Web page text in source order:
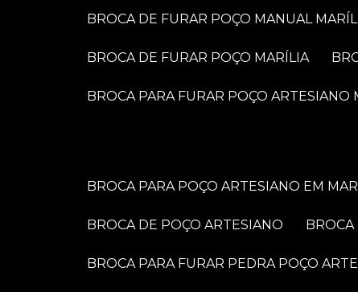
BROCA DE FURAR POÇO MANUAL
BROCA DE FURAR POÇO MARÍLIA
BROCA PARA FURAR POÇO ARTESIANO
BROCA PARA POÇO ARTESIANO EM
BROCA DE POÇO ARTESIANO
BROCA PARA FURAR PEDRA POÇO